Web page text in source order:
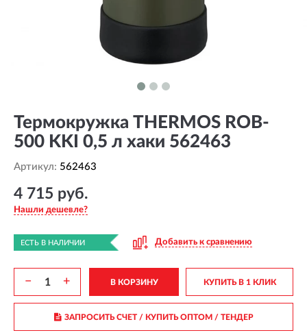
Термокружка THERMOS ROB-
500 KKI 0,5 л хаки 562463
Артикул: 562463
4 715 руб.
Нашли дешевле?
ЕСТЬ В НАЛИЧИИ Добавить к сравнению
− + В КОРЗИНУ КУПИТЬ В 1 КЛИК
ЗАПРОСИТЬ СЧЕТ / КУПИТЬ ОПТОМ/ ТЕНДЕР